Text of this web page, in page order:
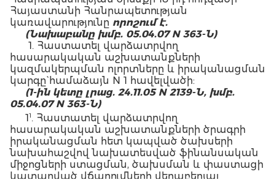
Հայաստանի Հանրապետության
կառավարությունը որոշում է.
(Նախաբանը խմբ. 05.04.07 N 363-Ն)
1. Հաստատել վարձատրվող
հասարակական աշխատանքների
կազմակերպման ոլորտները և իրականացման
կարգը` համաձայն N 1 հավելվածի:
(1-ին կետը լրաց. 24.11.05 N 2139-Ն, խմբ.
05.04.07 N 363-Ն)
1 1. Հաստատել վարձատրվող
հասարակական աշխատանքների ծրագրի
իրականացման հետ կապված ծախսերի
նախահաշվով նախատեսված ֆինանսական
միջոցների ստացման, ծախսման և փաստացի
կատարված վճարումների վերաբերյալ